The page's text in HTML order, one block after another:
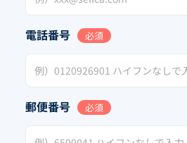
電話番号 必須
郵便番号 必須